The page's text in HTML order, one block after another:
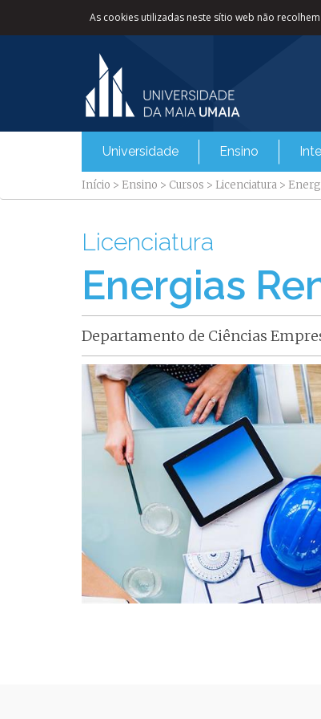
As cookies utilizadas neste sítio web não
Universidade Ensino
Início > Ensino > Cursos > Licenciatura >
Licenciatura
Energias
Departamento de Ciências